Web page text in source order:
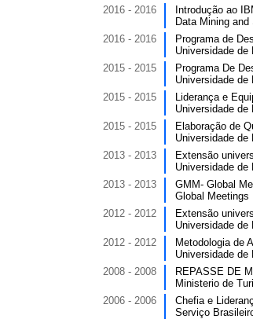
2016 - 2016
Introdução ao
Data Mining
2016 - 2016
Programa de
Universidade de
2015 - 2015
Programa De
Universidade de
2015 - 2015
Liderança e
Universidade de
2015 - 2015
Elaboração de
Universidade de
2013 - 2013
Extensão
Universidade de
2013 - 2013
GMM- Global
Global Meetings
2012 - 2012
Extensão
Universidade de
2012 - 2012
Metodologia de
Universidade de
2008 - 2008
REPASSE DE
Ministerio de
2006 - 2006
Chefia e
Serviço